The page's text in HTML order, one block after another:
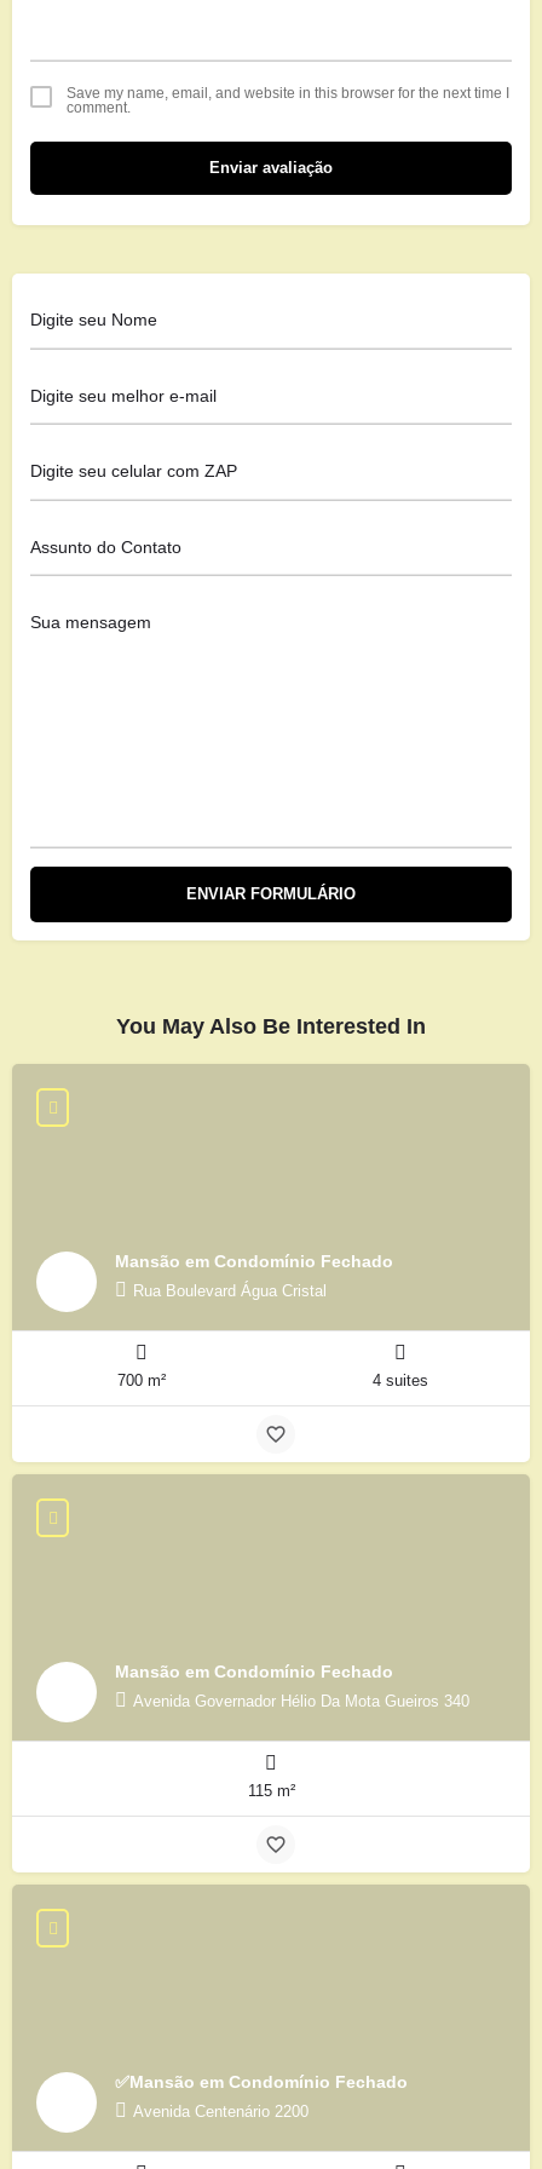
Save my name, email, and website in this browser for the next time I
comment.
Enviar avaliação
You May Also Be Interested In
Mansão em Condomínio Fechado
Rua Boulevard Água Cristal
700 m² 4 suites
Mansão em Condomínio Fechado
Avenida Governador Hélio Da Mota Gueiros 340
115 m²
✅Mansão em Condomínio Fechado
Avenida Centenário 2200